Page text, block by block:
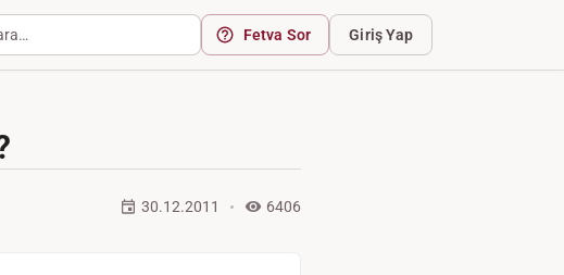
Fetva Sor Giriş Yap
30.12.2011 6406